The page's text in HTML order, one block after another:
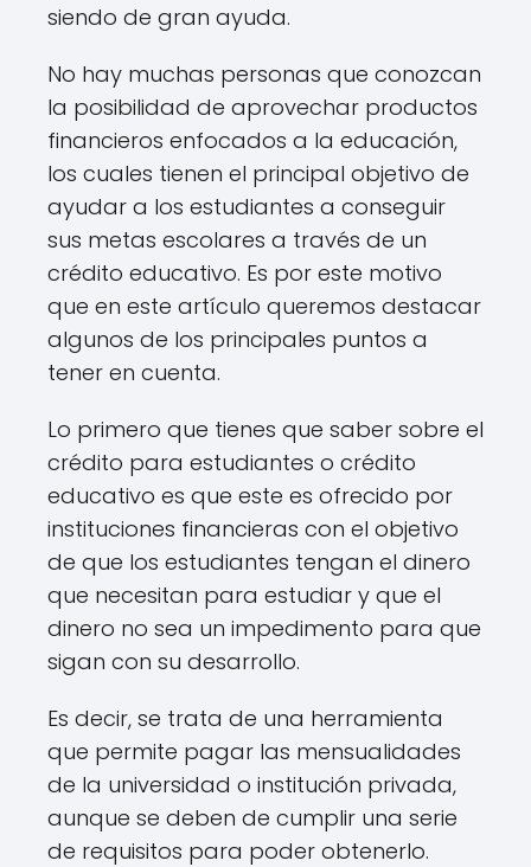
siendo de gran ayuda.
No hay muchas personas que conozcan
la posibilidad de aprovechar productos
financieros enfocados a la educación,
los cuales tienen el principal objetivo de
ayudar a los estudiantes a conseguir
sus metas escolares a través de un
crédito educativo. Es por este motivo
que en este artículo queremos destacar
algunos de los principales puntos a
tener en cuenta.
Lo primero que tienes que saber sobre el
crédito para estudiantes o crédito
educativo es que este es ofrecido por
instituciones financieras con el objetivo
de que los estudiantes tengan el dinero
que necesitan para estudiar y que el
dinero no sea un impedimento para que
sigan con su desarrollo.
Es decir, se trata de una herramienta
que permite pagar las mensualidades
de la universidad o institución privada,
aunque se deben de cumplir una serie
de requisitos para poder obtenerlo.